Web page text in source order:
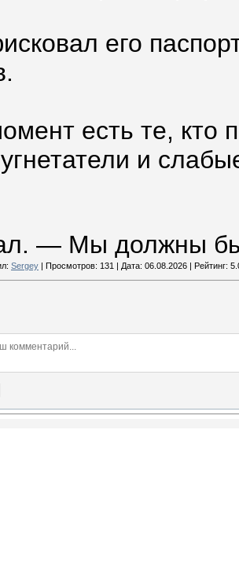
его
есть те, кто
и
— Мы должны
Sergey | Просмотров: 131 | Дата: 06.08.2026 | Рейтинг: